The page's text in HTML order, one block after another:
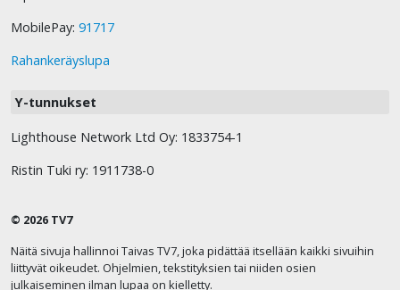
MobilePay: 91717
Rahankeräyslupa
Y-tunnukset
Lighthouse Network Ltd Oy: 1833754-1
Ristin Tuki ry: 1911738-0
© 2026 TV7
Näitä sivuja hallinnoi Taivas TV7, joka pidättää itsellään kaikki sivuihin
liittyvät oikeudet. Ohjelmien, tekstityksien tai niiden osien
julkaiseminen ilman lupaa on kielletty.